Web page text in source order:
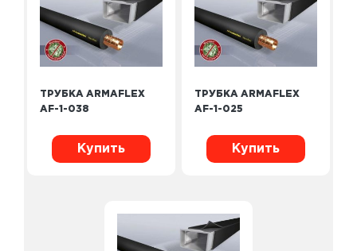
ТРУБКА ARMAFLEX
AF-1-038
Купить
ТРУБКА ARMAFLEX
AF-1-025
Купить